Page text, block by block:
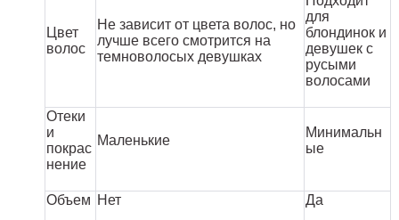
Цвет
волос
Не зависит от цвета волос, но
лучше всего смотрится на
темноволосых девушках
для
блондинок и
девушек с
русыми
волосами
Отеки
и
покрас
нение
Маленькие
Минимальн
ые
Объем Нет Да